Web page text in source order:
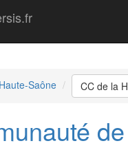
Haute-Saône CC de la